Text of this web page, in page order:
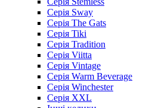
Серія Sway
Серія The Gats
Серія Tiki
Серія Tradition
Серія Viitta
Серія Vintage
Серія Warm Beverage
Серія Winchester
Серія XXL